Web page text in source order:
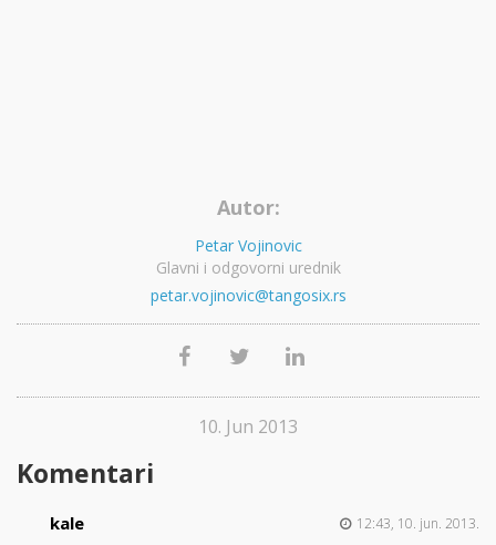
Autor:
Petar Vojinovic
Glavni i odgovorni urednik
petar.vojinovic@tangosix.rs
10. Jun 2013
Komentari
kale 12:43, 10. jun. 2013.